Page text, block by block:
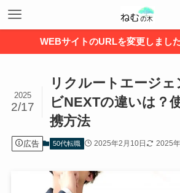
WEBサイトのURLを変更しまし
リクルートエージ
ビNEXTの違いは？
携方法
2025
2/17
広告 50代転職 2025年2月10日 2025